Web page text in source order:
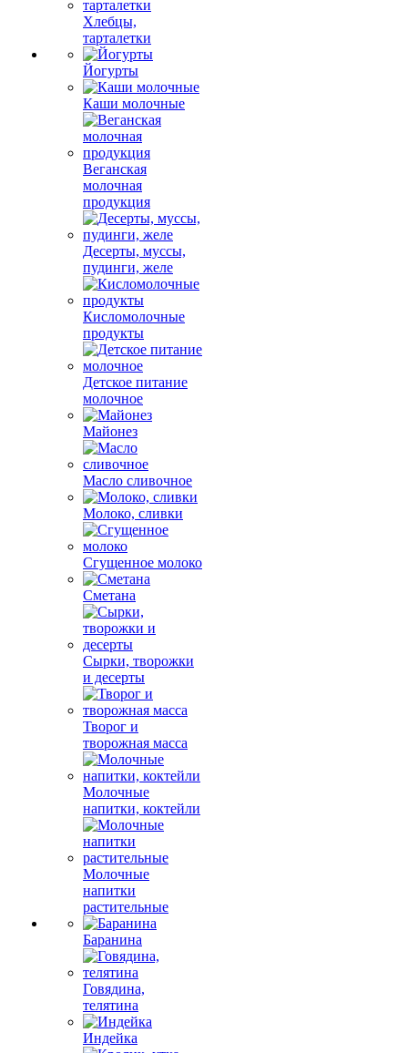
Хлебцы,
тарталетки
Йогурты
Каши молочные
Веганская
молочная
продукция
Десерты, муссы,
пудинги, желе
Кисломолочные
продукты
Детское питание
молочное
Майонез
Масло сливочное
Молоко, сливки
Сгущенное молоко
Сметана
Сырки, творожки
и десерты
Творог и
творожная масса
Молочные
напитки, коктейли
Молочные
напитки
растительные
Баранина
Говядина,
телятина
Индейка